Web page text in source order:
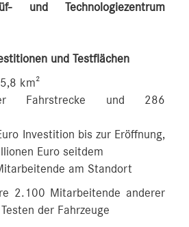
und Technologiezentrum
und Testflächen
km²
Fahrstrecke und 286
Investition bis zur Eröffnung,
Euro seitdem
am Standort
2.100 Mitarbeitende anderer
der Fahrzeuge